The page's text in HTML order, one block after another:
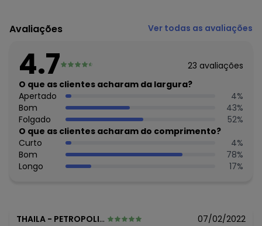
Comprimento da manga: Longa
Decote frente: Redondo
Composição: 100 % poliuretano
Histórico de preços
O preço apresentado abaixo é o menor oferecido em
algum dia do mês, para o menor tamanho disponível.
agosto/2026
N/D*
julho/2026
junho/2026 N/D*
maio/2026 N/D*
abril/2026 N/D*
Avaliações Ver todas as avaliações
4.7 23 avaliações
O que as clientes acharam da largura?
Apertado
4%
Bom
43%
Folgado
52%
O que as clientes acharam do comprimento?
Curto
4%
Bom
78%
Longo
17%
THAILA - PETROPOLIS - RJ 07/02/2022